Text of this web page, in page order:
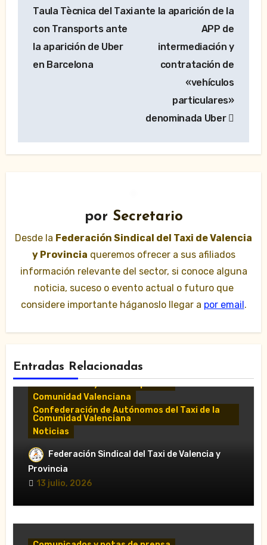
entradas
Taula Tècnica del Taxi
con Transports ante
la aparición de Uber
en Barcelona
ante la aparición de la
APP de
intermediación y
contratación de
«vehículos
particulares»
denominada Uber
por Secretario
Desde la Federación Sindical del Taxi de Valencia
y Provincia queremos ofrecer a sus afiliados
información relevante del sector, si conoce alguna
noticia, suceso o evento actual o futuro que
considere importante háganoslo llegar a por email .
Entradas Relacionadas
Comunidad Valenciana
Confederación de Autónomos del Taxi de la
Comunidad Valenciana
Noticias
«El taxi de Alicante muestra su
desánimo tras una reunión “infructuosa”
con la Conselleria por el Decreto Ley
5/2026»
Federación Sindical del Taxi de Valencia y
Provincia
13 julio, 2026